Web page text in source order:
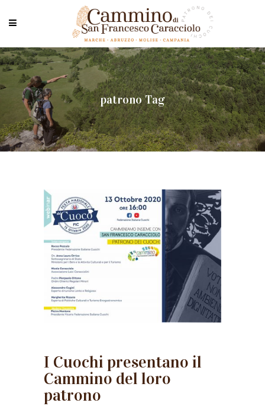
patrono Tag
I Cuochi presentano il
Cammino del loro
patrono